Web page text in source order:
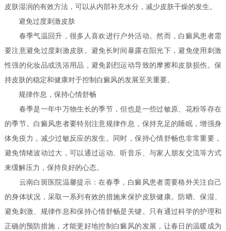
皮肤湿润的有效方法，可以从内部补充水分，减少皮肤干燥的发生。
避免过度刺激皮肤
春季气温回升，很多人喜欢进行户外活动。然而，白癜风患者需
要注意避免过度刺激皮肤。避免长时间暴露在阳光下，避免使用刺激
性强的化妆品或洗浴用品，避免剧烈运动导致的摩擦和皮肤损伤。保
持皮肤的稳定和健康对于控制白癜风的发展至关重要。
规律作息，保持心情舒畅
春季是一年中万物生长的季节，但也是一些过敏原、花粉等存在
的季节。白癜风患者要特别注意规律作息，保持充足的睡眠，增强身
体免疫力，减少过敏反应的发生。同时，保持心情舒畅也非常重要，
避免情绪波动过大，可以通过运动、听音乐、与家人朋友交流等方式
来缓解压力，保持良好的心态。
云南白斑医院温馨提示：在春季，白癜风患者需要格外关注自己
的身体状况，采取一系列有效的措施来保护皮肤健康。防晒、保湿、
避免刺激、规律作息和保持心情舒畅是关键。只有通过科学的护理和
正确的预防措施，才能更好地控制白癜风的发展，让春日的温暖成为